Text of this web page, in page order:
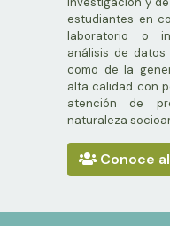
estudiantes en
laboratorio o
análisis de
como de la
alta calidad con
atención de
naturaleza
Conoce